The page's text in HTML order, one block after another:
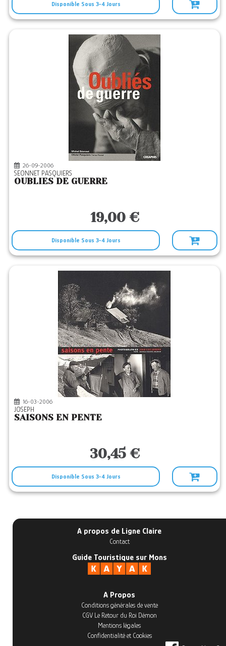
Disponible Sous 3-4 Jours
26-09-2006
SEONNET PASQUIERS
OUBLIES DE GUERRE
19,00 €
Disponible Sous 3-4 Jours
16-03-2006
JOSEPH
SAISONS EN PENTE
30,45 €
Disponible Sous 3-4 Jours
A propos de Ligne Claire
Contact
Guide Touristique sur Mons
A Propos
Conditions générales de vente
CGV Le Retour du Roi Démon
Mentions légales
Confidentialité et Cookies